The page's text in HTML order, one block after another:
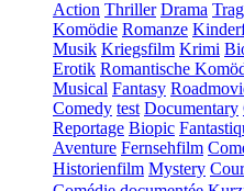
Action Thriller Drama
Komödie Romanze
Musik Kriegsfilm Krimi
Erotik Romantische
Musical Fantasy
Comedy test Documentary
Reportage Biopic
Aventure Fernsehfilm
Historienfilm Mystery